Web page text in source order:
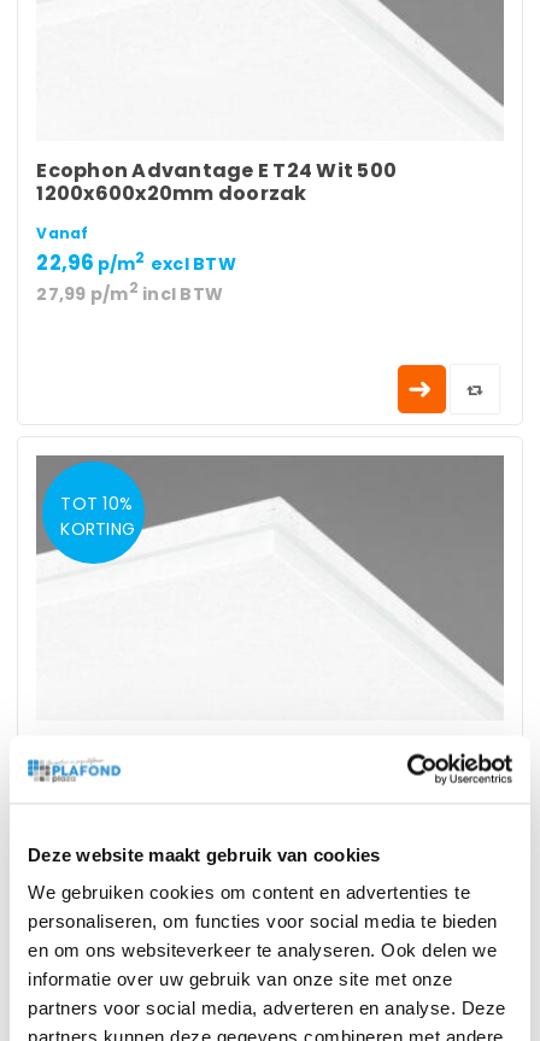
Deze website maakt gebruik van cookies
We gebruiken cookies om content en advertenties te
personaliseren, om functies voor social media te bieden
en om ons websiteverkeer te analyseren. Ook delen we
informatie over uw gebruik van onze site met onze
partners voor social media, adverteren en analyse. Deze
partners kunnen deze gegevens combineren met andere
Ecophon Advantage E T24 Wit 500
1200x600x20mm doorzak
Vanaf
22,96 p/m2 excl BTW
27,99 p/m2 incl BTW
TOT 10%
KORTING
1200x600x15mm doorzak
21,60 p/m
excl BTW
2 incl BTW